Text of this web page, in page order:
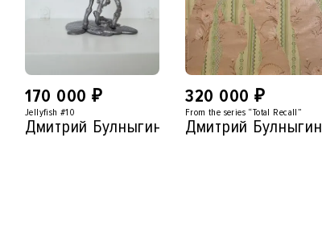
170 000 ₽
Jellyfish #10
Дмитрий Булныгин
320 000 ₽
From the series “Total Recall”
Дмитрий Булныгин